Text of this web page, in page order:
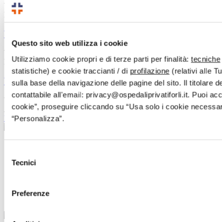
Questo sito web utilizza i cookie
Utilizziamo cookie propri e di terze parti per finalità:tecniche
statistiche) e cookie traccianti / di profilazione (relativi alle
sulla base della navigazione delle pagine del sito. Il titolare
contattabile all'email: privacy@ospedaliprivatiforli.it. Puoi
cookie”, proseguire cliccando su “Usa solo i cookie
“Personalizza”.
delTecnici
Preferenze
Via del Camaldolino 8, 47121 Forlì (FC) Dir. San. Dr. Davide
Dell’Amore Aut. San. PG 0003258/18
Villa Igea
Viale A. Gramsci 42/44, 47122 Forlì (FC) Dir. San. Dr. Davide
Dell’Amore Aut. San. PG 0059842/13 e PG 0065505/16
Villa Orchidee
Via Balducci 38, 47121 Forlì (FC) Dir. San. Dr. Davide Dell’Amore
Aut. San. PG 0072195/18
Prenota online
Equipe
News
Contatti